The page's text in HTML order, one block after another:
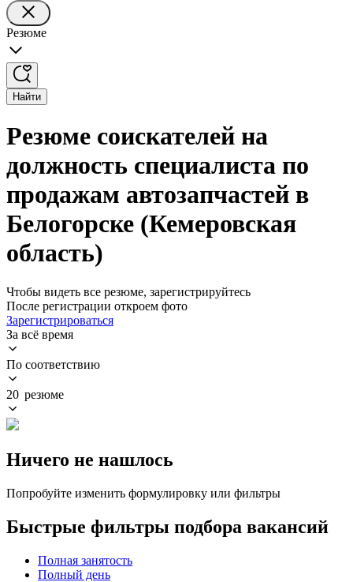
Резюме
Найти
Резюме соискателей на
должность специалиста по
продажам автозапчастей в
Белогорске (Кемеровская
область)
Чтобы видеть все резюме, зарегистрируйтесь
После регистрации откроем фото
Зарегистрироваться
За всё время
По соответствию
20 резюме
Ничего не нашлось
Попробуйте изменить формулировку или фильтры
Быстрые фильтры подбора вакансий
Полная занятость
Полный день